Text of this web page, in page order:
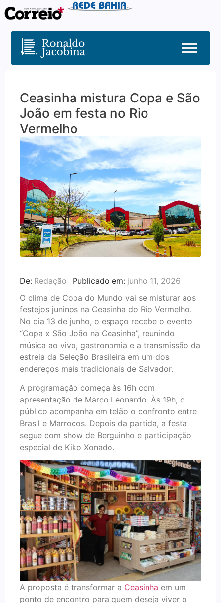
Ceasinha mistura Copa e São
João em festa no Rio
Vermelho
De: Redação Publicado em: junho 11, 2026
O clima de Copa do Mundo vai se misturar aos
festejos juninos na Ceasinha do Rio Vermelho.
No dia 13 de junho, o espaço recebe o evento
“Copa x São João na Ceasinha”, reunindo
música ao vivo, gastronomia e a transmissão da
estreia da Seleção Brasileira em um dos
endereços mais tradicionais de Salvador.
A programação começa às 16h com
apresentação de Marco Leonardo. Às 19h, o
público acompanha em telão o confronto entre
Brasil e Marrocos. Depois da partida, a festa
segue com show de Berguinho e participação
especial de Kiko Xonado.
A proposta é transformar a Ceasinha em um
ponto de encontro para quem deseja viver o